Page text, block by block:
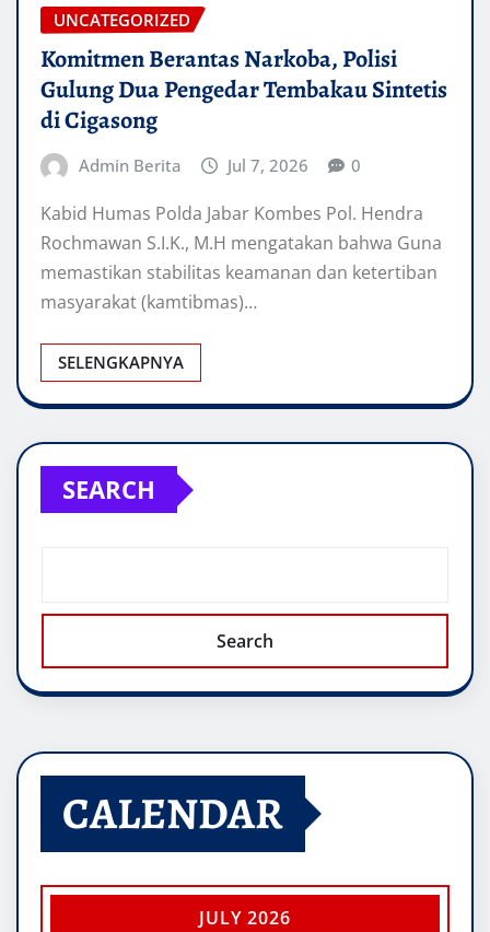
UNCATEGORIZED
Komitmen Berantas Narkoba, Polisi
Gulung Dua Pengedar Tembakau Sintetis
di Cigasong
Admin Berita Jul 7, 2026 0
Kabid Humas Polda Jabar Kombes Pol. Hendra
Rochmawan S.I.K., M.H mengatakan bahwa Guna
memastikan stabilitas keamanan dan ketertiban
masyarakat (kamtibmas)…
SELENGKAPNYA
SEARCH
Search
CALENDAR
JULY 2026